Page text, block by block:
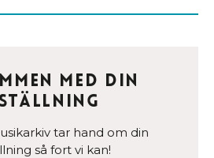
med din
tar hand om din
så fort vi kan!